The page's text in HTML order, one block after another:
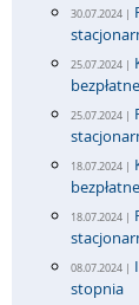
30.07.2024 |
25.07.2024 |
25.07.2024 |
18.07.2024 |
18.07.2024 |
08.07.2024 |
stopnia